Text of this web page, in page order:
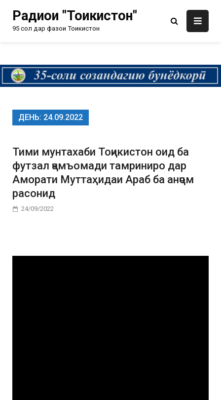
Радиои "Тоҷикистон"
95 сол дар фазои Тоҷикистон
ДЕНЬ: 24.09.2022
Тими мунтахаби Тоҷикистон оид ба
футзал ҷамъомади тамриниро дар
Аморати Муттаҳидаи Араб ба анҷом
расонид
24/09/2022